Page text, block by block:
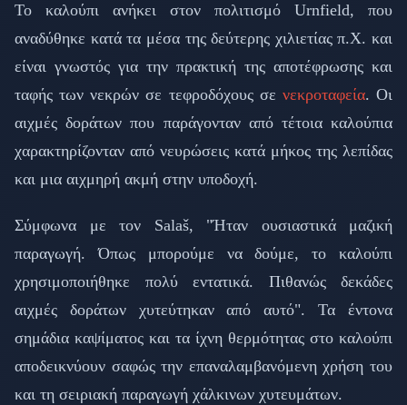
Το καλούπι ανήκει στον πολιτισμό Urnfield, που
αναδύθηκε κατά τα μέσα της δεύτερης χιλιετίας π.Χ. και
είναι γνωστός για την πρακτική της αποτέφρωσης και
ταφής των νεκρών σε τεφροδόχους σε νεκροταφεία. Οι
αιχμές δοράτων που παράγονταν από τέτοια καλούπια
χαρακτηρίζονταν από νευρώσεις κατά μήκος της λεπίδας
και μια αιχμηρή ακμή στην υποδοχή.
Σύμφωνα με τον Salaš, "Ήταν ουσιαστικά μαζική
παραγωγή. Όπως μπορούμε να δούμε, το καλούπι
χρησιμοποιήθηκε πολύ εντατικά. Πιθανώς δεκάδες
αιχμές δοράτων χυτεύτηκαν από αυτό". Τα έντονα
σημάδια καψίματος και τα ίχνη θερμότητας στο καλούπι
αποδεικνύουν σαφώς την επαναλαμβανόμενη χρήση του
και τη σειριακή παραγωγή χάλκινων χυτευμάτων.